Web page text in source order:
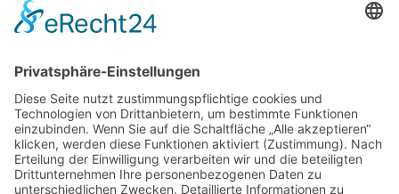
9 - 14 Uhr
Informationen